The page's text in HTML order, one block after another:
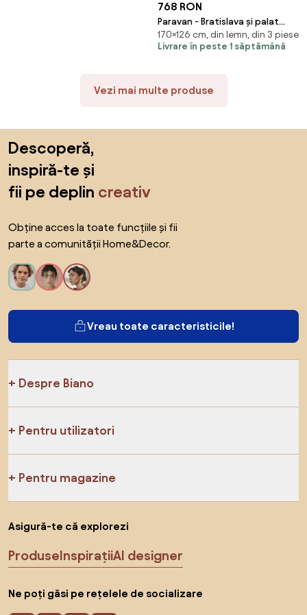
768 RON
Paravan - Bratislava și palat
(126x170 cm)
170×126 cm, din lemn, din 3 piese
Livrare în peste 1 săptămână
Vezi mai multe produse
Descoperă,
inspiră-te și
fii pe deplin creativ
Obține acces la toate funcțiile și fii
parte a comunității Home&Decor.
Vreau toate caracteristicile!
Despre Biano
Pentru utilizatori
Pentru magazine
Asigură-te că explorezi
ProduseInspirațiiAI designer
Ne poți găsi pe rețelele de socializare